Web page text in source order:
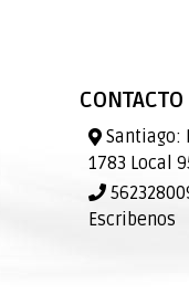
CONTACTO
Santiago:
1783 Local
Escribenos